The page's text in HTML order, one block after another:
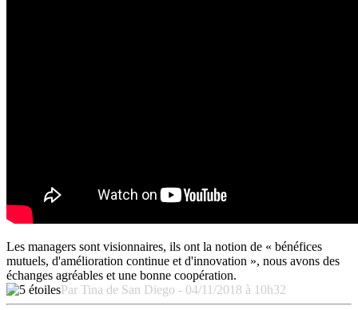
Les managers sont visionnaires, ils ont la notion de « bénéfices
mutuels, d'amélioration continue et d'innovation », nous avons des
échanges agréables et une bonne coopération.
Par Tina de San Diego - 04/11/2018 à 10h32